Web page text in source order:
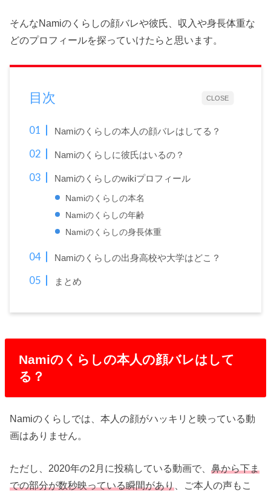
そんなNamiのくらしの顔バレや彼氏、収入や身長体重な
どのプロフィールを探っていけたらと思います。
CLOSE
目次
Namiのくらしの本人の顔バレはしてる？
Namiのくらしに彼氏はいるの？
Namiのくらしのwikiプロフィール
Namiのくらしの本名
Namiのくらしの年齢
Namiのくらしの身長体重
Namiのくらしの出身高校や大学はどこ？
まとめ
Namiのくらしの本人の顔バレはして
る？
Namiのくらしでは、本人の顔がハッキリと映っている動
画はありません。
ただし、2020年の2月に投稿している動画で、鼻から下ま
での部分が数秒映っている瞬間があり 、ご本人の声もこ